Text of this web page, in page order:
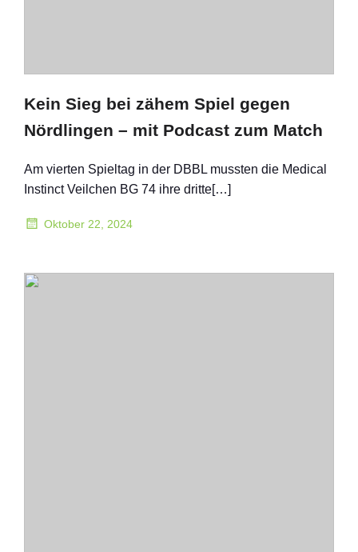
Kein Sieg bei zähem Spiel gegen
Nördlingen – mit Podcast zum Match
Am vierten Spieltag in der DBBL mussten die Medical
Instinct Veilchen BG 74 ihre dritte[…]
Oktober 22, 2024